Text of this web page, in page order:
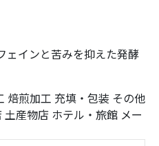
ェインと苦みを抑えた発酵
焙煎加工 充填・包装 その他
土産物店 ホテル・旅館 メー